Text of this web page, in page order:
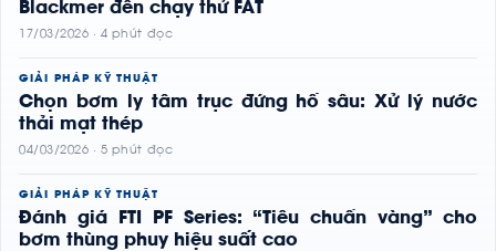
Blackmer đến chạy thử FAT
17/03/2026 · 4 phút đọc
GIẢI PHÁP KỸ THUẬT
Chọn bơm ly tâm trục đứng hố sâu: Xử lý nước
thải mạt thép
04/03/2026 · 5 phút đọc
GIẢI PHÁP KỸ THUẬT
Đánh giá FTI PF Series: “Tiêu chuẩn vàng” cho
bơm thùng phuy hiệu suất cao